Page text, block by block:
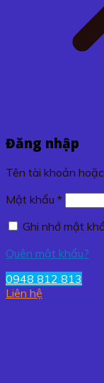
Đăng nhập
Tên tài khoản
Mật khẩu *
Ghi nhớ mật
Quên mật khẩu?
0948 812 813
Liên hệ